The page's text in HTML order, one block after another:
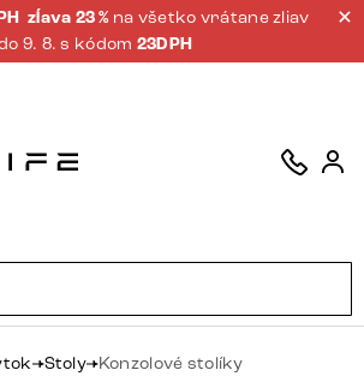
zĺava 23 % na všetko vrátane zliav
9. 8. s kódom 23DPH
Stoly Konzolové stolíky